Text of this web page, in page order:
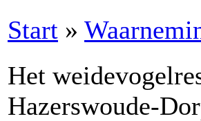
Start »
Het
Hazerswoude-